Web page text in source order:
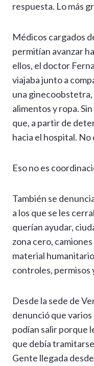
respuesta. Lo más
Médicos cargados
permitían avanzar
ellos, el doctor
viajaba junto a
una ginecoobstetra,
alimentos y ropa.
que, a partir de
hacia el hospital.
Eso no es
También se
a los que se les
querían ayudar,
zona cero,
material
controles, permisos
Desde la sede de
denunció que
podían salir porque
que debía
Gente llegada